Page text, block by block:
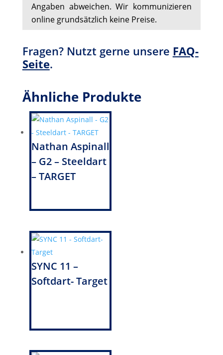
Angaben abweichen. Wir kommunizieren
online grundsätzlich keine Preise.
Fragen? Nutzt gerne unsere FAQ-
Seite.
Ähnliche Produkte
Nathan Aspinall
– G2 – Steeldart
– TARGET
SYNC 11 –
Softdart- Target